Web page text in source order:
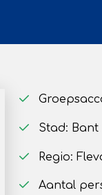
Stad: Bant
Regio:
Aantal